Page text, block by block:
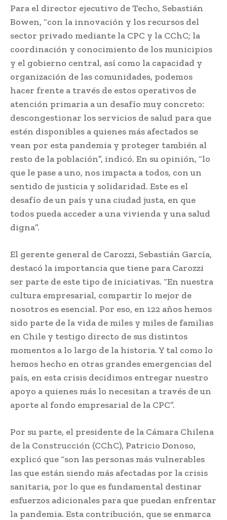
Para el director ejecutivo de Techo, Sebastián
Bowen, “con la innovación y los recursos del
sector privado mediante la CPC y la CChC; la
coordinación y conocimiento de los municipios
y el gobierno central, así como la capacidad y
organización de las comunidades, podemos
hacer frente a través de estos operativos de
atención primaria a un desafío muy concreto:
descongestionar los servicios de salud para que
estén disponibles a quienes más afectados se
vean por esta pandemia y proteger también al
resto de la población”, indicó. En su opinión, “lo
que le pase a uno, nos impacta a todos, con un
sentido de justicia y solidaridad. Este es el
desafío de un país y una ciudad justa, en que
todos pueda acceder a una vivienda y una salud
digna”.
El gerente general de Carozzi, Sebastián García,
destacó la importancia que tiene para Carozzi
ser parte de este tipo de iniciativas. “En nuestra
cultura empresarial, compartir lo mejor de
nosotros es esencial. Por eso, en 122 años hemos
sido parte de la vida de miles y miles de familias
en Chile y testigo directo de sus distintos
momentos a lo largo de la historia. Y tal como lo
hemos hecho en otras grandes emergencias del
país, en esta crisis decidimos entregar nuestro
apoyo a quienes más lo necesitan a través de un
aporte al fondo empresarial de la CPC”.
Por su parte, el presidente de la Cámara Chilena
de la Construcción (CChC), Patricio Donoso,
explicó que “son las personas más vulnerables
las que están siendo más afectadas por la crisis
sanitaria, por lo que es fundamental destinar
esfuerzos adicionales para que puedan enfrentar
la pandemia. Esta contribución, que se enmarca